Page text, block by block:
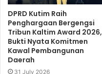
DPRD Kutim Raih
Penghargaan Bergengsi
Tribun Kaltim Award 2026,
Bukti Nyata Komitmen
Kawal Pembangunan
Daerah
31 July 2026